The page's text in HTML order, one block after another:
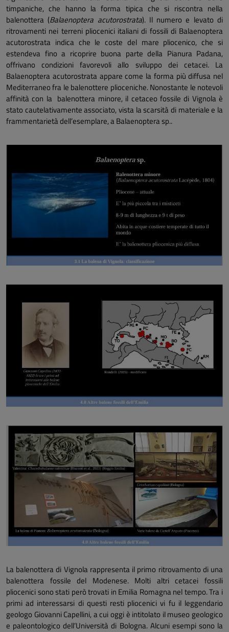
timpaniche, che hanno la forma tipica che si riscontra nella
balenottera (Balaenoptera acutorostrata). Il numero e levato di
ritrovamenti nei terreni pliocenici italiani di fossili di Balaenoptera
acutorostrata indica che le coste del mare pliocenico, che si
estendeva fino a ricoprire buona parte della Pianura Padana,
offrivano condizioni favorevoli allo sviluppo dei cetacei. La
Balaenoptera acutorostrata appare come la forma più diffusa nel
Mediterraneo fra le balenottere plioceniche. Nonostante le notevoli
affinità con la balenottera minore, il cetaceo fossile di Vignola è
stato cautelativamente associato, vista la scarsità di materiale e la
frammentarietà dell’esemplare, a Balaenoptera sp..
La balenottera di Vignola rappresenta il primo ritrovamento di una
balenottera fossile del Modenese. Molti altri cetacei fossili
pliocenici sono stati però trovati in Emilia Romagna nel tempo. Tra i
primi ad interessarsi di questi resti pliocenici vi fu il leggendario
geologo Giovanni Capellini, a cui oggi è intitolato il museo geologico
e paleontologico dell’Università di Bologna. Alcuni esempi sono la